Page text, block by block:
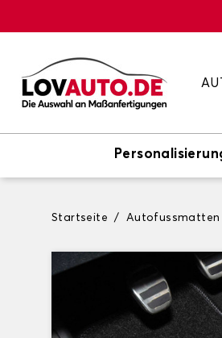
Startseite Autofussmatten